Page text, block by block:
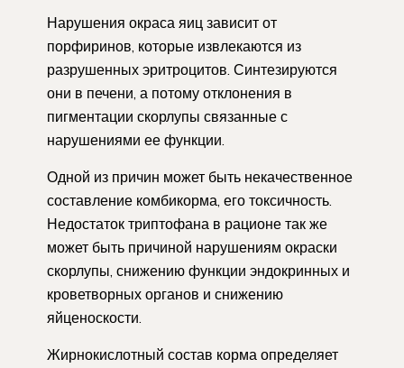
Нарушения окраса яиц зависит от
порфиринов, которые извлекаются из
разрушенных эритроцитов. Синтезируются
они в печени, а потому отклонения в
пигментации скорлупы связанные с
нарушениями ее функции.
Одной из причин может быть некачественное
составление комбикорма, его токсичность.
Недостаток триптофана в рационе так же
может быть причиной нарушениям окраски
скорлупы, снижению функции эндокринных и
кроветворных органов и снижению
яйценоскости.
Жирнокислотный состав корма определяет